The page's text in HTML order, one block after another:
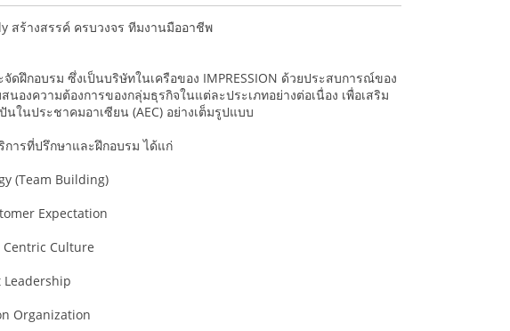
สร้างสรรค์ ครบวงจร ทีมงานมืออาชีพ
กอบรม ซึ่งเป็นบริษัทในเครือของ IMPRESSION ด้วยประสบการณ์ของ
งความต้องการของกลุ่มธุรกิจในแต่ละประเภทอย่างต่อเนื่อง เพื่อเสริม
ในประชาคมอาเซียน (AEC) อย่างเต็มรูปแบบ
การที่ปรึกษาและฝึกอบรม ได้แก่
(Team Building)
Expectation
Culture
Leadership
Organization